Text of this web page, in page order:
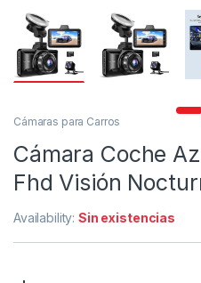
Cámaras para Carros
Cámara Coche
Fhd Visión
Availability:Sin existencias